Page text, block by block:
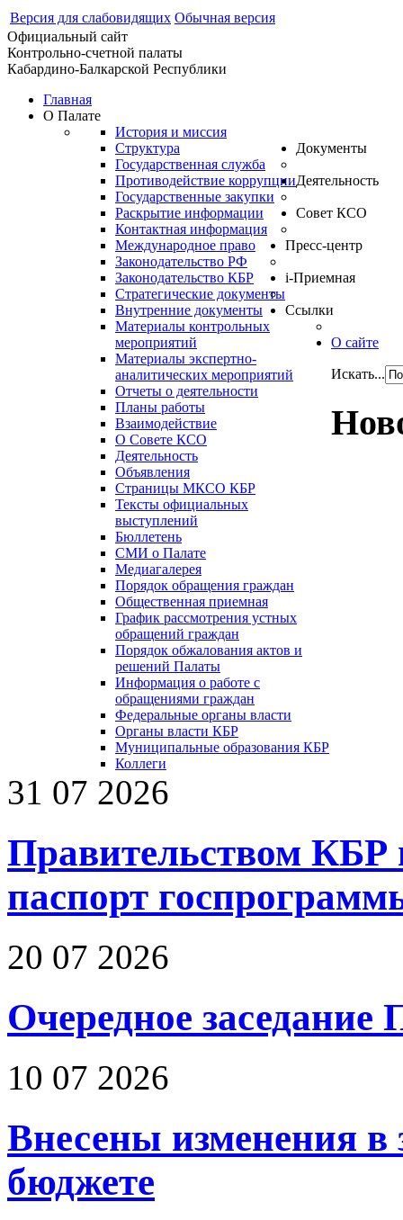
Версия для слабовидящих Обычная версия
Официальный сайт
Контрольно-счетной палаты
Кабардино-Балкарской Республики
Главная
О Палате
История и миссия
Структура
Государственная служба
Противодействие коррупции
Государственные закупки
Раскрытие информации
Контактная информация
Документы
Международное право
Законодательство РФ
Законодательство КБР
Стратегические документы
Внутренние документы
Деятельность
Материалы контрольных
мероприятий
Материалы экспертно-
аналитических мероприятий
Отчеты о деятельности
Планы работы
Взаимодействие
Совет КСО
О Совете КСО
Деятельность
Объявления
Страницы МКСО КБР
Пресс-центр
Тексты официальных
выступлений
Бюллетень
СМИ о Палате
Медиагалерея
i-Приемная
Порядок обращения граждан
Общественная приемная
График рассмотрения устных
обращений граждан
Порядок обжалования актов и
решений Палаты
Информация о работе с
обращениями граждан
Ссылки
Федеральные органы власти
Органы власти КБР
Муниципальные образования КБР
Коллеги
О сайте
Искать...
31 07 2026
Правительством КБР
паспорт
20 07 2026
Очередное
10 07 2026
Внесены изменения в
бюджете